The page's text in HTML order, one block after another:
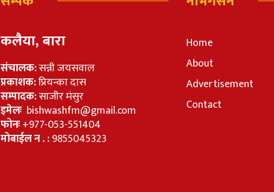
कलैया, बारा
संचालक:सन्नी जयसवाल
प्रकाशक:प्रियन्का दास
सम्पादक:साजीर मंसुर
इमेलः bishwashfm@gmail.com
फोनः+977-053-551404
मोबाईल न . :9855045323
Home
About
Advertisement
Contact